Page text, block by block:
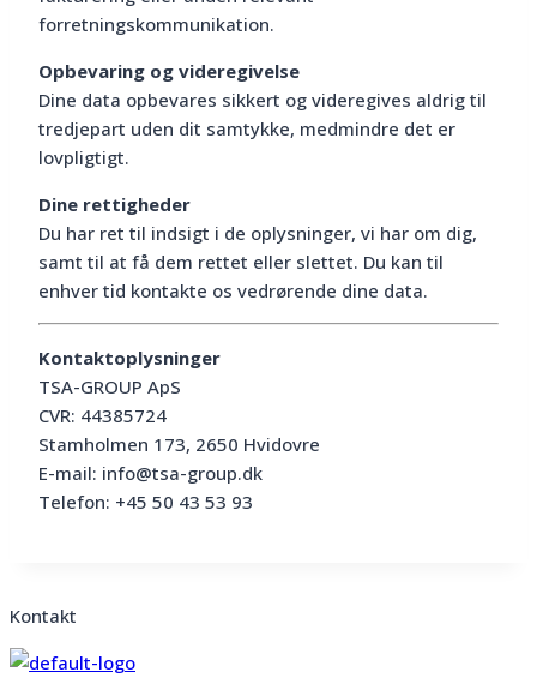
forretningskommunikation.
Opbevaring og videregivelse
Dine data opbevares sikkert og videregives aldrig til
tredjepart uden dit samtykke, medmindre det er
lovpligtigt.
Dine rettigheder
Du har ret til indsigt i de oplysninger, vi har om dig,
samt til at få dem rettet eller slettet. Du kan til
enhver tid kontakte os vedrørende dine data.
Kontaktoplysninger
TSA-GROUP ApS
CVR: 44385724
Stamholmen 173, 2650 Hvidovre
E-mail: info@tsa-group.dk
Telefon: +45 50 43 53 93
Kontakt